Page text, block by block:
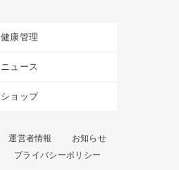
健康管理
ニュース
ショップ
運営者情報
お知らせ
プライバシーポリシー